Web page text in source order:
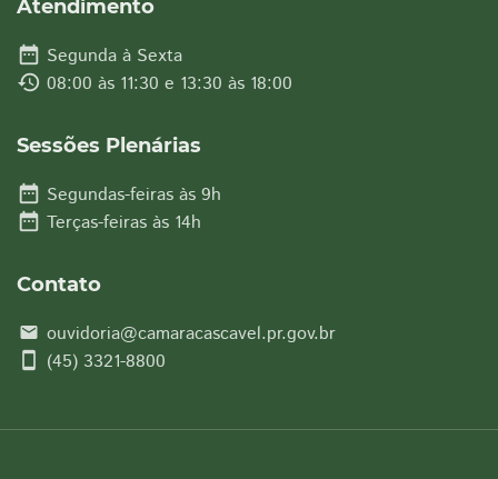
Atendimento
date_range Segunda à Sexta
history 08:00 às 11:30 e 13:30 às 18:00
Sessões Plenárias
date_range Segundas-feiras às 9h
date_range Terças-feiras às 14h
Contato
email ouvidoria@camaracascavel.pr.gov.br
smartphone (45) 3321-8800